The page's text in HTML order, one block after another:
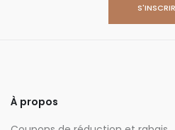
À propos